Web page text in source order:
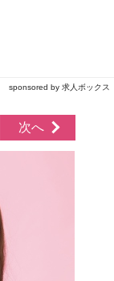
sponsored by 求人ボックス
次へ